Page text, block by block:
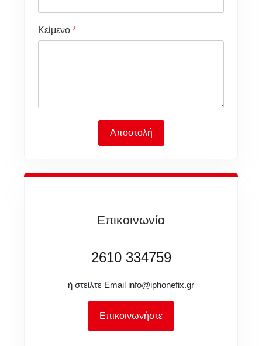
Κείμενο *
Αποστολή
Επικοινωνία
2610 334759
ή στείλτε Email info@iphonefix.gr
Επικοινωνήστε